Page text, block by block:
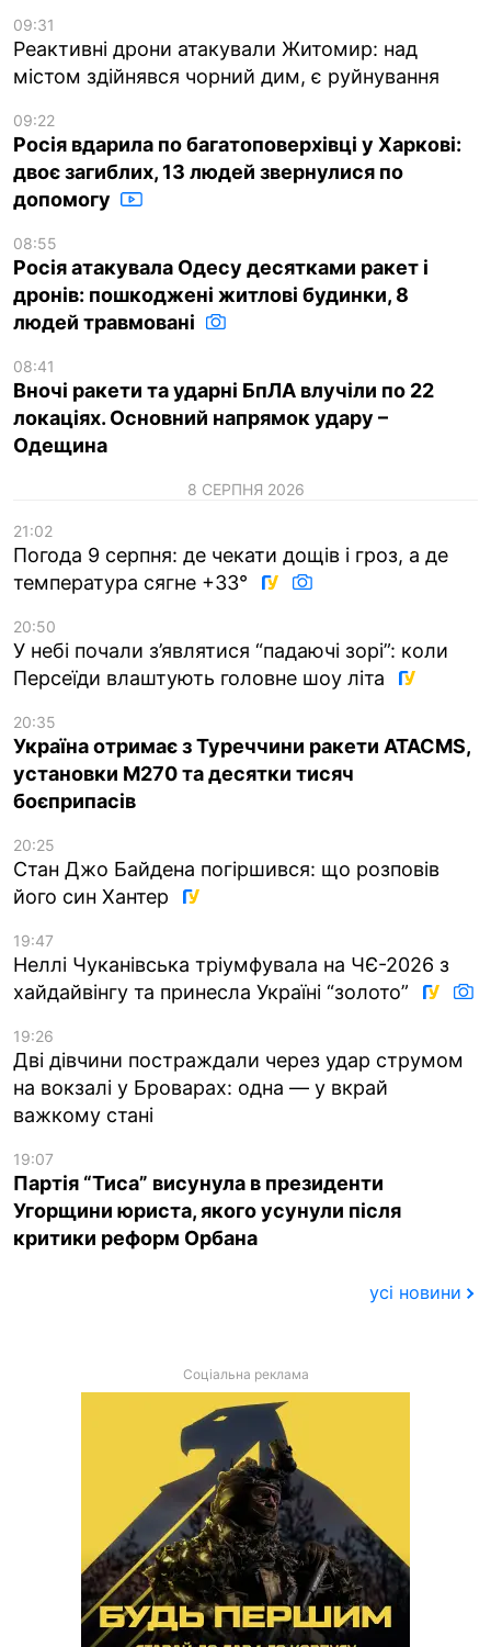
09:31
Реактивні дрони атакували Житомир: над
містом здійнявся чорний дим, є руйнування
09:22
Росія вдарила по багатоповерхівці у Харкові:
двоє загиблих, 13 людей звернулися по
допомогу
08:55
Росія атакувала Одесу десятками ракет і
дронів: пошкоджені житлові будинки, 8
людей травмовані
08:41
Вночі ракети та ударні БпЛА влучіли по 22
локаціях. Основний напрямок удару –
Одещина
8 СЕРПНЯ 2026
21:02
Погода 9 серпня: де чекати дощів і гроз, а де
температура сягне +33°
20:50
У небі почали з’являтися “падаючі зорі”: коли
Персеїди влаштують головне шоу літа
20:35
Україна отримає з Туреччини ракети ATACMS,
установки M270 та десятки тисяч
боєприпасів
20:25
Стан Джо Байдена погіршився: що розповів
його син Хантер
19:47
Неллі Чуканівська тріумфувала на ЧЄ-2026 з
хайдайвінгу та принесла Україні “золото”
19:26
Дві дівчини постраждали через удар струмом
на вокзалі у Броварах: одна — у вкрай
важкому стані
19:07
Партія “Тиса” висунула в президенти
Угорщини юриста, якого усунули після
критики реформ Орбана
усі новини
Соціальна реклама